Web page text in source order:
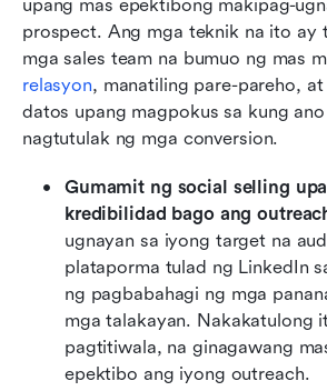
upang mas epektibong makipag-
prospect. Ang mga teknik na ito ay
relasyon, manatiling pare-pareho,
datos upang magpokus sa kung
nagtutulak ng mga conversion.
Gumamit ng social selling
kredibilidad bago ang
ugnayan sa iyong target na
plataporma tulad ng LinkedIn
ng pagbabahagi ng mga
mga talakayan. Nakakatulong
pagtitiwala, na ginagawang
epektibo ang iyong outreach.